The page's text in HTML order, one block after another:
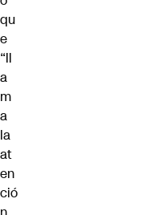
qu
e
“ll
a
m
a
la
at
en
ció